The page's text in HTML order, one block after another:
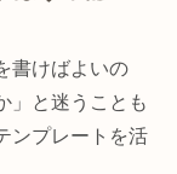
書けばよいの
」と迷うことも
ンプレートを活